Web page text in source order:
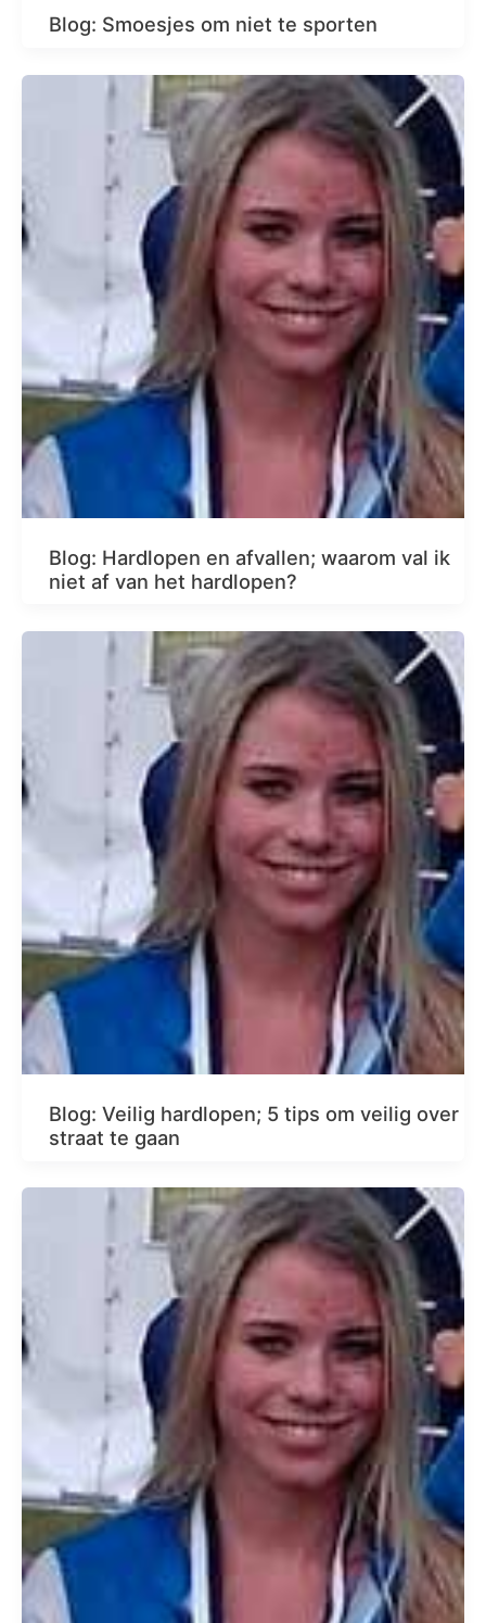
Blog: Smoesjes om niet te sporten
Blog: Hardlopen en afvallen; waarom val ik
niet af van het hardlopen?
Blog: Veilig hardlopen; 5 tips om veilig over
straat te gaan